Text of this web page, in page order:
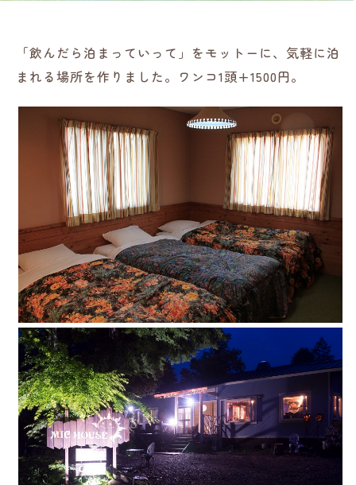
「飲んだら泊まっていって」をモットーに、気軽に泊
まれる場所を作りました。ワンコ1頭+1500円。